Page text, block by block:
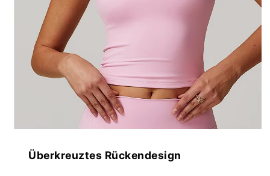
Überkreuztes Rückendesign